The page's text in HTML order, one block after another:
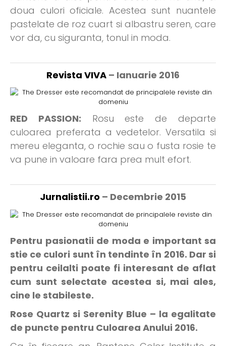
doua culori oficiale. Acestea sunt nuantele
pastelate de roz cuart si albastru seren, care
vor da, cu siguranta, tonul in moda.
Revista VIVA – Ianuarie 2016
RED PASSION: Rosu este de departe
culoarea preferata a vedetelor. Versatila si
mereu eleganta, o rochie sau o fusta rosie te
va pune in valoare fara prea mult efort.
Jurnalistii.ro – Decembrie 2015
Pentru pasionatii de moda e important sa
stie ce culori sunt în tendinte în 2016. Dar si
pentru ceilalti poate fi interesant de aflat
cum sunt selectate acestea si, mai ales,
cine le stabileste.
Rose Quartz si Serenity Blue – la egalitate
de puncte pentru Culoarea Anului 2016.